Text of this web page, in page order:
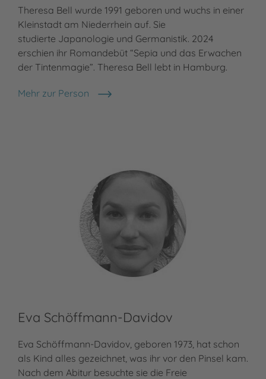
Theresa Bell wurde 1991 geboren und wuchs in einer
Kleinstadt am Niederrhein auf. Sie
studierte Japanologie und Germanistik. 2024
erschien ihr Romandebüt “Sepia und das Erwachen
der Tintenmagie”. Theresa Bell lebt in Hamburg.
Mehr zur Person
Theresa Bell
Eva Schöffmann-Davidov
Eva Schöffmann-Davidov, geboren 1973, hat schon
als Kind alles gezeichnet, was ihr vor den Pinsel kam.
Nach dem Abitur besuchte sie die Freie